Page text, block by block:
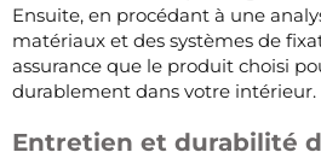
Ensuite, en procédant à une
matériaux et des systèmes de
assurance que le produit choisi
durablement dans votre intérieur.
Entretien et durabilité